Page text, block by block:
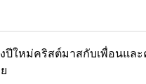
ปีใหม่คริสต์มาสกับเพื่อนและ